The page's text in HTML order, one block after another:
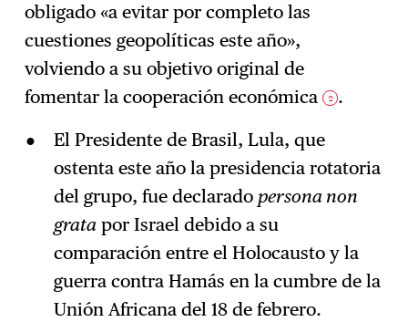
obligado «a evitar por completo las
cuestiones geopolíticas este año»,
volviendo a su objetivo original de
fomentar la cooperación económica 2 .
El Presidente de Brasil, Lula, que
ostenta este año la presidencia rotatoria
del grupo, fue declarado persona non
gratapor Israel debido a su
comparación entre el Holocausto y la
guerra contra Hamás en la cumbre de la
Unión Africana del 18 de febrero.